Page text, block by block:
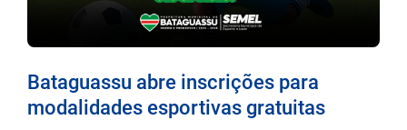
Bataguassu abre inscrições para
modalidades esportivas gratuitas